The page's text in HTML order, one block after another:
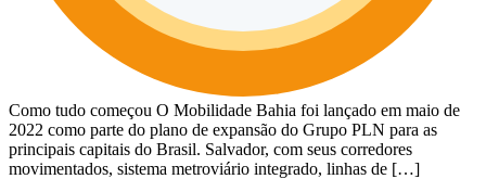
Como tudo começou O Mobilidade Bahia foi lançado em maio de
2022 como parte do plano de expansão do Grupo PLN para as
principais capitais do Brasil. Salvador, com seus corredores
movimentados, sistema metroviário integrado, linhas de […]